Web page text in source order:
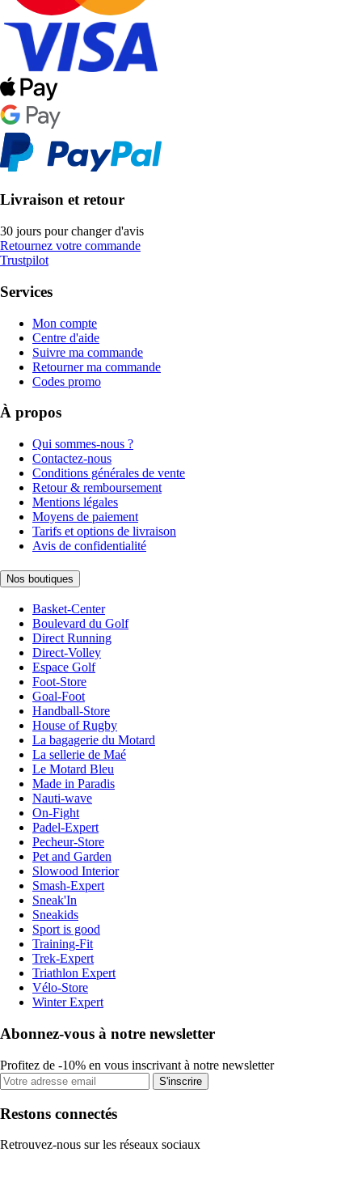
Livraison et retour
30 jours pour changer d'avis
Retournez votre commande
Trustpilot
Services
Mon compte
Centre d'aide
Suivre ma commande
Retourner ma commande
Codes promo
À propos
Qui sommes-nous ?
Contactez-nous
Conditions générales de vente
Retour & remboursement
Mentions légales
Moyens de paiement
Tarifs et options de livraison
Avis de confidentialité
Nos boutiques
Basket-Center
Boulevard du Golf
Direct Running
Direct-Volley
Espace Golf
Foot-Store
Goal-Foot
Handball-Store
House of Rugby
La bagagerie du Motard
La sellerie de Maé
Le Motard Bleu
Made in Paradis
Nauti-wave
On-Fight
Padel-Expert
Pecheur-Store
Pet and Garden
Slowood Interior
Smash-Expert
Sneak'In
Sneakids
Sport is good
Training-Fit
Trek-Expert
Triathlon Expert
Vélo-Store
Winter Expert
Abonnez-vous à notre newsletter
Profitez de -10% en vous inscrivant à notre newsletter
S'inscrire
Restons connectés
Retrouvez-nous sur les réseaux sociaux